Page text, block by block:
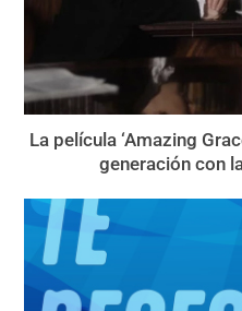
La película ‘Amazing
generación con